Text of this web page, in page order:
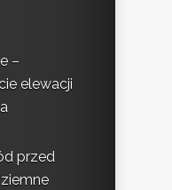
–
elewacji
przed